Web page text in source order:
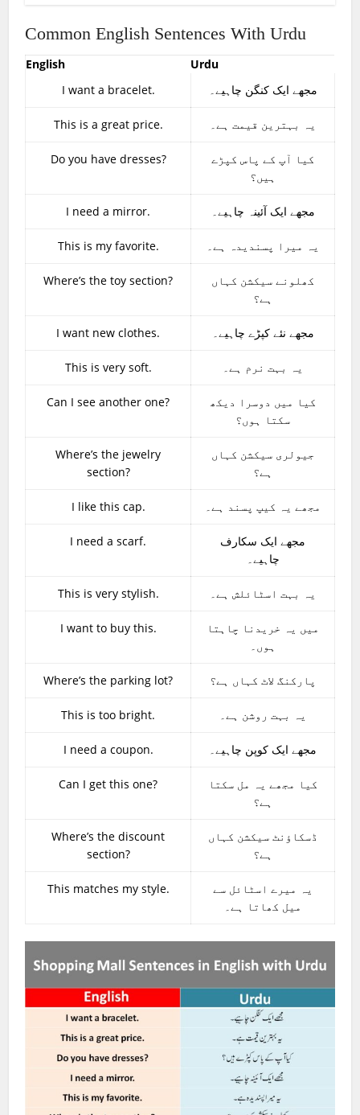
Common English Sentences With Urdu
English
Urdu
I want a bracelet.
مجھے ایک کنگن چاہیے۔
This is a great price. یہ بہترین قیمت ہے۔
Do you have dresses?
کیا آپ کے پاس کپڑے
ہیں؟
I need a mirror. مجھے ایک آئینہ چاہیے۔
This is my favorite. یہ میرا پسندیدہ ہے۔
Where’s the toy section?
کھلونے سیکشن کہاں
ہے؟
I want new clothes. مجھے نئے کپڑے چاہیے۔
This is very soft. یہ بہت نرم ہے۔
Can I see another one?
کیا میں دوسرا دیکھ
سکتا ہوں؟
Where’s the jewelry
section?
جیولری سیکشن کہاں
ہے؟
I like this cap. مجھے یہ کیپ پسند ہے۔
I need a scarf.
مجھے ایک سکارف
چاہیے۔
This is very stylish. یہ بہت اسٹائلش ہے۔
I want to buy this.
میں یہ خریدنا چاہتا
ہوں۔
Where’s the parking lot? پارکنگ لاٹ کہاں ہے؟
This is too bright. یہ بہت روشن ہے۔
I need a coupon. مجھے ایک کوپن چاہیے۔
Can I get this one?
کیا مجھے یہ مل سکتا
ہے؟
Where’s the discount
section?
ڈسکاؤنٹ سیکشن کہاں
ہے؟
This matches my style.
یہ میرے اسٹائل سے
میل کھاتا ہے۔